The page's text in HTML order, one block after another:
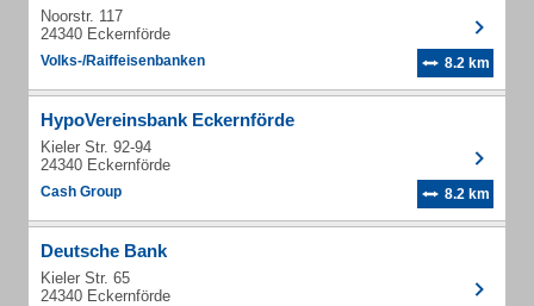
Noorstr. 117
24340 Eckernförde
Volks-/Raiffeisenbanken 8.2 km
HypoVereinsbank Eckernförde
Kieler Str. 92-94
24340 Eckernförde
Cash Group 8.2 km
Deutsche Bank
Kieler Str. 65
24340 Eckernförde